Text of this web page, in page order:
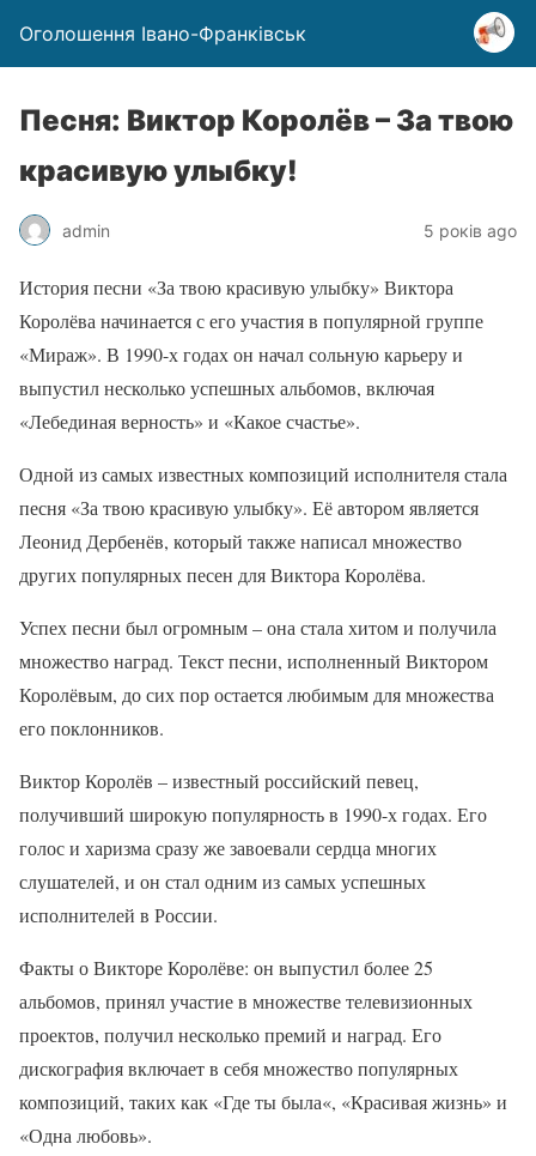
Оголошення Івано-Франківськ
Песня: Виктор Королёв – За твою
красивую улыбку!
admin 5 років ago
История песни «За твою красивую улыбку» Виктора
Королёва начинается с его участия в популярной группе
«Мираж». В 1990-х годах он начал сольную карьеру и
выпустил несколько успешных альбомов, включая
«Лебединая верность» и «Какое счастье».
Одной из самых известных композиций исполнителя стала
песня «За твою красивую улыбку». Её автором является
Леонид Дербенёв, который также написал множество
других популярных песен для Виктора Королёва.
Успех песни был огромным – она стала хитом и получила
множество наград. Текст песни, исполненный Виктором
Королёвым, до сих пор остается любимым для множества
его поклонников.
Виктор Королёв – известный российский певец,
получивший широкую популярность в 1990-х годах. Его
голос и харизма сразу же завоевали сердца многих
слушателей, и он стал одним из самых успешных
исполнителей в России.
Факты о Викторе Королёве: он выпустил более 25
альбомов, принял участие в множестве телевизионных
проектов, получил несколько премий и наград. Его
дискография включает в себя множество популярных
композиций, таких как «Где ты была«, «Красивая жизнь» и
«Одна любовь».